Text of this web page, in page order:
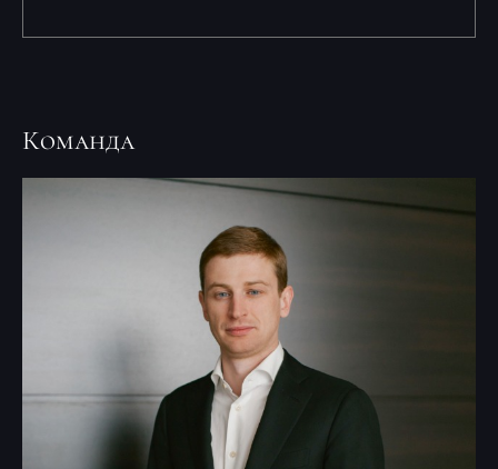
Команда